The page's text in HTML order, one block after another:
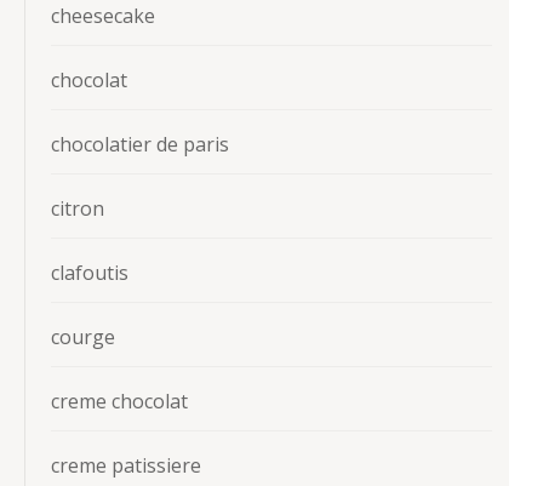
cheesecake
chocolat
chocolatier de paris
citron
clafoutis
courge
creme chocolat
creme patissiere